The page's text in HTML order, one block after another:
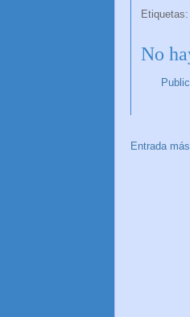
Etiquetas:
No
Entrada